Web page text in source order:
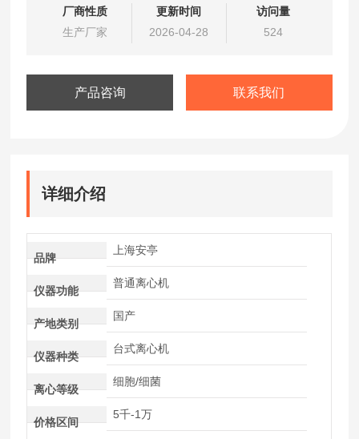
厂商性质
生产厂家
更新时间
2026-04-28
访问量
524
产品咨询 联系我们
详细介绍
品牌
上海安亭
仪器功能
普通离心机
产地类别
国产
仪器种类
台式离心机
离心等级
细胞/细菌
价格区间
5千-1万